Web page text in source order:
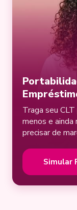
Traga seu
menos e ainda
precisar de
Simular